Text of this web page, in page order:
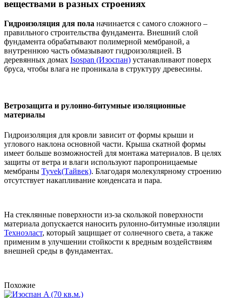
веществами в разных строениях
Гидроизоляция для пола начинается с самого сложного –
правильного строительства фундамента. Внешний слой
фундамента обрабатывают полимерной мембраной, а
внутреннюю часть обмазывают гидроизоляцией. В
деревянных домах Isospan (Изоспан) устанавливают поверх
бруса, чтобы влага не проникала в структуру древесины.
Ветрозащита и рулонно-битумные изоляционные
материалы
Гидроизоляция для кровли зависит от формы крыши и
углового наклона основной части. Крыша скатной формы
имеет больше возможностей для монтажа материалов. В целях
защиты от ветра и влаги используют паропроницаемые
мембраны Tyvek(Тайвек). Благодаря молекулярному строению
отсутствует накапливание конденсата и пара.
На стеклянные поверхности из-за скользкой поверхности
материала допускается наносить рулонно-битумные изоляции
Техноэласт, который защищает от солнечного света, а также
применим в улучшении стойкости к вредным воздействиям
внешней среды в фундаментах.
Похожие